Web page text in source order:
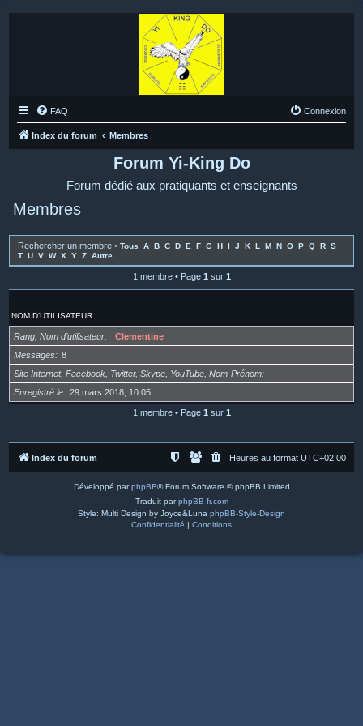
FAQ Connexion
Index du forum Membres
Forum Yi-King Do
Forum dédié aux pratiquants et enseignants
Membres
Rechercher un membre • Tous A B C D E F G H I J K L M N O P Q R S
T U V W X Y Z Autre
1 membre • Page 1 sur 1
NOM D’UTILISATEUR
Rang, Nom d’utilisateur
Clementine
Messages
8
Site Internet, Facebook, Twitter, Skype, YouTube, Nom-Prénom
Enregistré le
29 mars 2018, 10:05
1 membre • Page 1 sur 1
Index du forum Heures au format UTC+02:00
Développé parphpBB® Forum Software © phpBB Limited
Traduit parphpBB-fr.com
Style: Multi Design by Joyce&Luna phpBB-Style-Design
Confidentialité | Conditions